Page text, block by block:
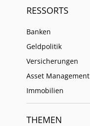
RESSORTS
Banken
Geldpolitik
Versicherungen
Asset Management
Immobilien
THEMEN